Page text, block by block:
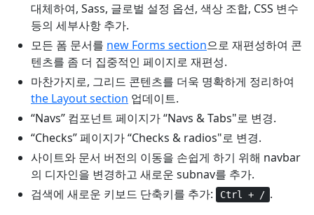
대체하여, Sass, 글로벌 설정 옵션, 색상 조합, CSS 변수
등의 세부사항 추가.
모든 폼 문서를 new Forms section으로 재편성하여 콘
텐츠를 좀 더 집중적인 페이지로 재편성.
마찬가지로, 그리드 콘텐츠를 더욱 명확하게 정리하여
the Layout section 업데이트.
“Navs” 컴포넌트 페이지가 “Navs & Tabs"로 변경.
“Checks” 페이지가 “Checks & radios"로 변경.
사이트와 문서 버전의 이동을 손쉽게 하기 위해 navbar
의 디자인을 변경하고 새로운 subnav를 추가.
검색에 새로운 키보드 단축키를 추가:
Ctrl + / .